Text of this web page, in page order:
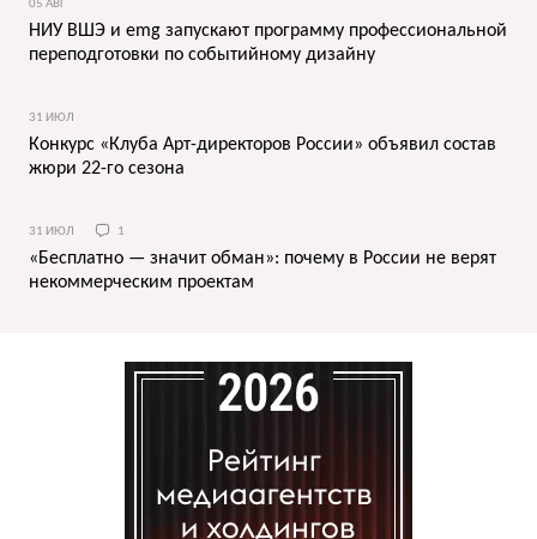
05 АВГ
НИУ ВШЭ и emg запускают программу профессиональной
переподготовки по событийному дизайну
31 ИЮЛ
Конкурс «Клуба Арт-директоров России» объявил состав
жюри 22-го сезона
31 ИЮЛ 1
«Бесплатно — значит обман»: почему в России не верят
некоммерческим проектам